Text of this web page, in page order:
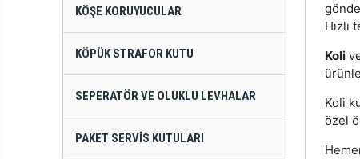
KÖŞE KORUYUCULAR
KÖPÜK STRAFOR KUTU
SEPERATÖR VE OLUKLU LEVHALAR
PAKET SERVIS KUTULARI
Hızlı
Koli
Koli
özel